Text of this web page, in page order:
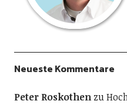
Neueste Kommentare
Peter Roskothenzu